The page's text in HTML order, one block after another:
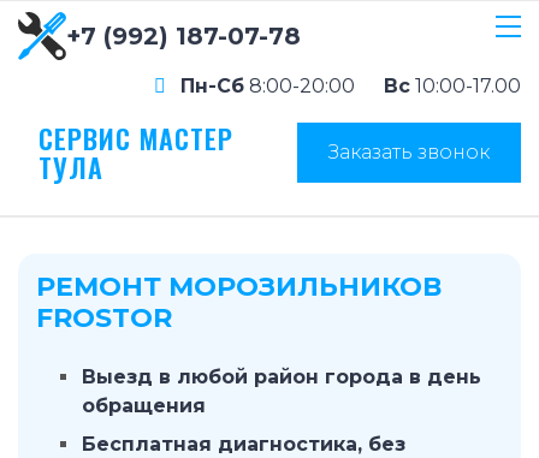
+7 (992) 187-07-78
Пн-Сб 8:00-20:00 Вс 10:00-17.00
СЕРВИС МАСТЕР
ТУЛА Заказать звонок
РЕМОНТ МОРОЗИЛЬНИКОВ
FROSTOR
Выезд в любой район города в день
обращения
Бесплатная диагностика, без